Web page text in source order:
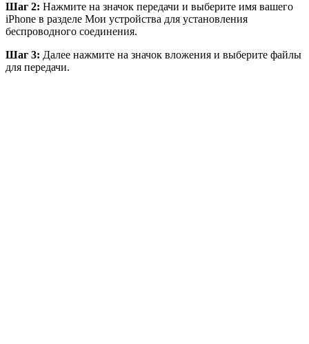
Шаг 2: Нажмите на значок передачи и выберите имя вашего
iPhone в разделе Мои устройства для установления
беспроводного соединения.
Шаг 3: Далее нажмите на значок вложения и выберите файлы
для передачи.